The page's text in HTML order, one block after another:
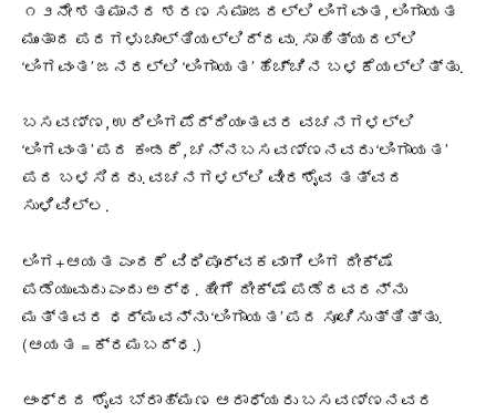
೧೨ನೇ ಶತಮಾನದ ಶರಣ ಸಮಾಜದಲ್ಲಿ ಲಿಂಗವಂತ, ಲಿಂಗಾಯತ
ಮುಂತಾದ ಪದಗಳು ಚಾಲ್ತಿಯಲ್ಲಿದ್ದವು. ಸಾಹಿತ್ಯದಲ್ಲಿ
‘ಲಿಂಗವಂತ’ ಜನರಲ್ಲಿ ‘ಲಿಂಗಾಯತ’ ಹೆಚ್ಚಿನ ಬಳಕೆಯಲ್ಲಿತ್ತು.
ಬಸವಣ್ಣ, ಉರಿಲಿಂಗಪೆದ್ದಿಯಂತವರ ವಚನಗಳಲ್ಲಿ
‘ಲಿಂಗವಂತ’ ಪದ ಕಂಡರೆ, ಚನ್ನಬಸವಣ್ಣನವರು ‘ಲಿಂಗಾಯತ’
ಪದ ಬಳಸಿದರು. ವಚನಗಳಲ್ಲಿ ವೀರಶೈವ ತತ್ವದ
ಸುಳಿವಿಲ್ಲ.
ಲಿಂಗ+ಆಯತ ಎಂದರೆ ವಿಧಿಪೂರ್ವಕವಾಗಿ ಲಿಂಗ ದೀಕ್ಷೆ
ಪಡೆಯುವುದು ಎಂದು ಅರ್ಥ. ಹೀಗೆ ದೀಕ್ಷೆ ಪಡೆದವರನ್ನು
ಮತ್ತವರ ಧರ್ಮವನ್ನು ‘ಲಿಂಗಾಯತ’ ಪದ ಸೂಚಿಸುತ್ತಿತ್ತು.
(ಆಯತ = ಕ್ರಮಬದ್ಧ.)
ಆಂಧ್ರದ ಶೈವ ಬ್ರಾಹ್ಮಣ ಆರಾಧ್ಯರು ಬಸವಣ್ಣನವರ